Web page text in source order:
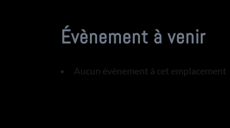
Évènement à venir
Aucun évènement à cet emplacement